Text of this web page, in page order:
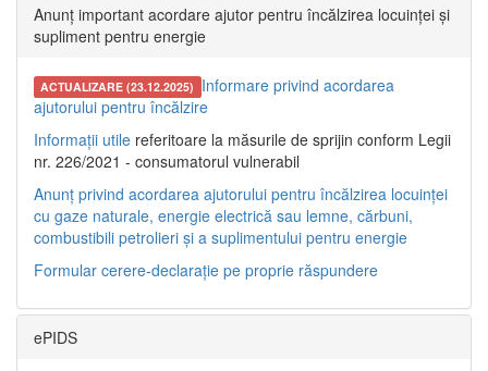
Anunț important acordare ajutor pentru încălzirea locuinței și
supliment pentru energie
ACTUALIZARE (23.12.2025) Informare privind acordarea
ajutorului pentru încălzire
Informații utile referitoare la măsurile de sprijin conform Legii
nr. 226/2021 - consumatorul vulnerabil
Anunț privind acordarea ajutorului pentru încălzirea locuinței
cu gaze naturale, energie electrică sau lemne, cărbuni,
combustibili petrolieri și a suplimentului pentru energie
Formular cerere-declarație pe proprie răspundere
ePIDS